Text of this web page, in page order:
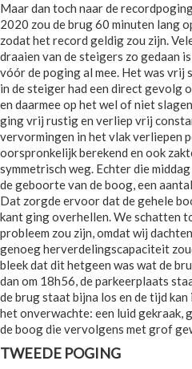
Maar dan toch naar de
2020 zou de brug 60 minuten lang
zodat het record geldig zou zijn.
draaien van de steigers zo gedaan
vóór de poging al mee. Het was vrij
in de steiger had een direct gevolg
en daarmee op het wel of niet
ging vrij rustig en verliep vrij
vervormingen in het vlak verliepen
oorspronkelijk berekend en ook
symmetrisch weg. Echter die
de geboorte van de boog, een
Dat zorgde ervoor dat de gehele
kant ging overhellen. We schatten
probleem zou zijn, omdat wij
genoeg herverdelingscapaciteit
bleek dat dit hetgeen was wat de
dan om 18h56, de parkeerplaats
de brug staat bijna los en de tijd
het onverwachte: een luid gekraak,
de boog die vervolgens met grof
TWEEDE POGING